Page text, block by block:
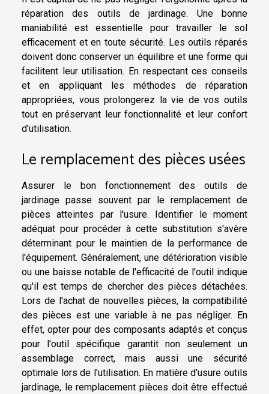
réparation des outils de jardinage. Une bonne
maniabilité est essentielle pour travailler le sol
efficacement et en toute sécurité. Les outils réparés
doivent donc conserver un équilibre et une forme qui
facilitent leur utilisation. En respectant ces conseils
et en appliquant les méthodes de réparation
appropriées, vous prolongerez la vie de vos outils
tout en préservant leur fonctionnalité et leur confort
d'utilisation.
Le remplacement des pièces usées
Assurer le bon fonctionnement des outils de
jardinage passe souvent par le remplacement de
pièces atteintes par l'usure. Identifier le moment
adéquat pour procéder à cette substitution s'avère
déterminant pour le maintien de la performance de
l'équipement. Généralement, une détérioration visible
ou une baisse notable de l'efficacité de l'outil indique
qu'il est temps de chercher des pièces détachées.
Lors de l'achat de nouvelles pièces, la compatibilité
des pièces est une variable à ne pas négliger. En
effet, opter pour des composants adaptés et conçus
pour l'outil spécifique garantit non seulement un
assemblage correct, mais aussi une sécurité
optimale lors de l'utilisation. En matière d'usure outils
jardinage, le remplacement pièces doit être effectué